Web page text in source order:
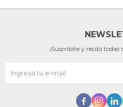
¡Suscribite y recibí todas
  